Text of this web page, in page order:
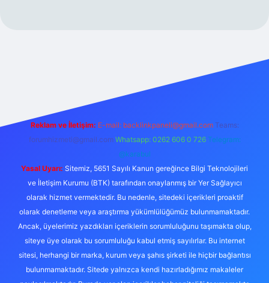
Reklam ve İletişim: E-mail: backlinkpaneli@gmail.com Teams:
forumhizmeti@gmail.com Whatsapp: 0262 606 0 726 Telegram:
@karabul
Yasal Uyarı: Sitemiz, 5651 Sayılı Kanun gereğince Bilgi Teknolojileri
ve İletişim Kurumu (BTK) tarafından onaylanmış bir Yer Sağlayıcı
olarak hizmet vermektedir. Bu nedenle, sitedeki içerikleri proaktif
olarak denetleme veya araştırma yükümlülüğümüz bulunmamaktadır.
Ancak, üyelerimiz yazdıkları içeriklerin sorumluluğunu taşımakta olup,
siteye üye olarak bu sorumluluğu kabul etmiş sayılırlar. Bu internet
sitesi, herhangi bir marka, kurum veya şahıs şirketi ile hiçbir bağlantısı
bulunmamaktadır. Sitede yalnızca kendi hazırladığımız makaleler